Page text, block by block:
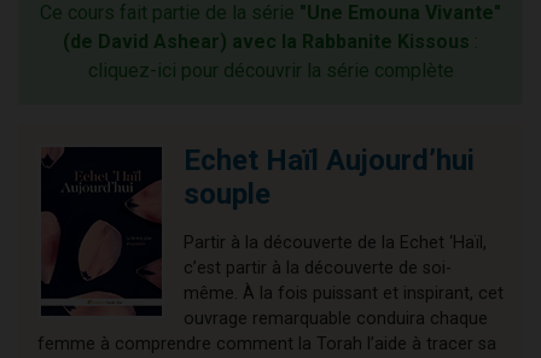
Ce cours fait partie de la série "Une Emouna Vivante"
(de David Ashear) avec la Rabbanite Kissous :
cliquez-ici pour découvrir la série complète
Echet Haïl Aujourd’hui
souple
Partir à la découverte de la Echet ‘Haïl,
c’est partir à la découverte de soi-
même. À la fois puissant et inspirant, cet
ouvrage remarquable conduira chaque
femme à comprendre comment la Torah l’aide à tracer sa